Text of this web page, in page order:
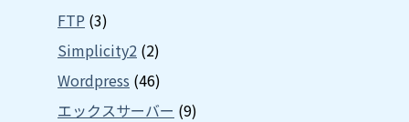
FTP (3)
Simplicity2 (2)
Wordpress (46)
エックスサーバー (9)